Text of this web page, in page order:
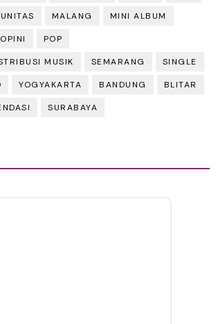
MALANG MINI ALBUM
OPINI POP
MUSIK SEMARANG SINGLE
YOGYAKARTA BANDUNG BLITAR
SURABAYA